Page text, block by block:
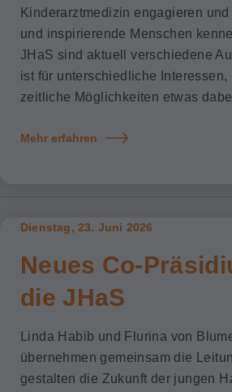
Kinderarztmedizin engagieren
und inspirierende Menschen
JHaS sind aktuell verschiedene
ist für unterschiedliche Interessen,
zeitliche Möglichkeiten etwas
Mehr erfahren
Dienstag, 23. Juni 2026
Neues Co-
die JHaS
Linda Habib und Flurina von
übernehmen gemeinsam die
gestalten die Zukunft der jungen